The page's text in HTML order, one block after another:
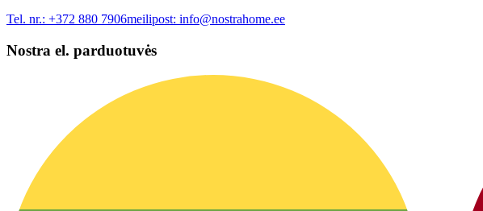
Tel. nr.: +372 880 7906meilipost: info@nostrahome.ee
Nostra el. parduotuvės